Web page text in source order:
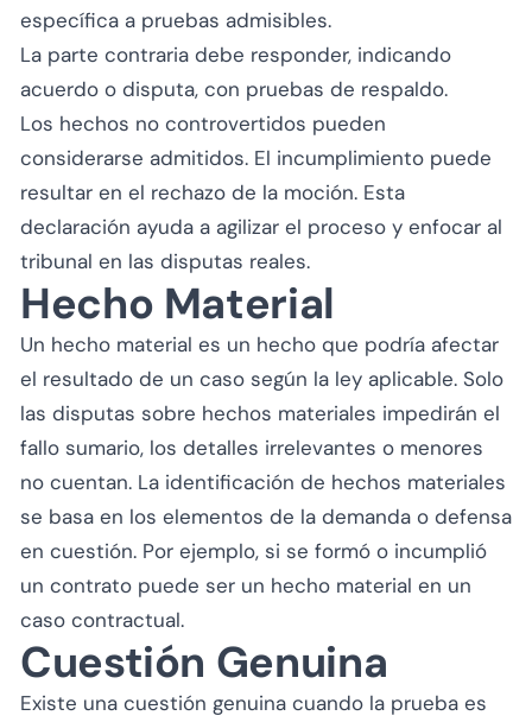
específica a pruebas admisibles.
La parte contraria debe responder, indicando
acuerdo o disputa, con pruebas de respaldo.
Los hechos no controvertidos pueden
considerarse admitidos. El incumplimiento puede
resultar en el rechazo de la moción. Esta
declaración ayuda a agilizar el proceso y enfocar al
tribunal en las disputas reales.
Hecho Material
Un hecho material es un hecho que podría afectar
el resultado de un caso según la ley aplicable. Solo
las disputas sobre hechos materiales impedirán el
fallo sumario, los detalles irrelevantes o menores
no cuentan. La identificación de hechos materiales
se basa en los elementos de la demanda o defensa
en cuestión. Por ejemplo, si se formó o incumplió
un contrato puede ser un hecho material en un
caso contractual.
Cuestión Genuina
Existe una cuestión genuina cuando la prueba es